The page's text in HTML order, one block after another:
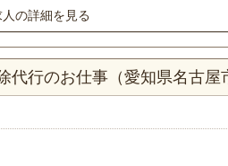
人の詳細を見る
代行のお仕事（愛知県名古屋